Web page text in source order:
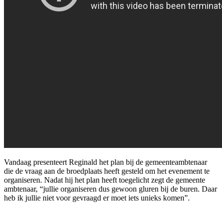
Vandaag presenteert Reginald het plan bij de gemeenteambtenaar
die de vraag aan de broedplaats heeft gesteld om het evenement te
organiseren. Nadat hij het plan heeft toegelicht zegt de gemeente
ambtenaar, “jullie organiseren dus gewoon gluren bij de buren. Daar
heb ik jullie niet voor gevraagd er moet iets unieks komen”.